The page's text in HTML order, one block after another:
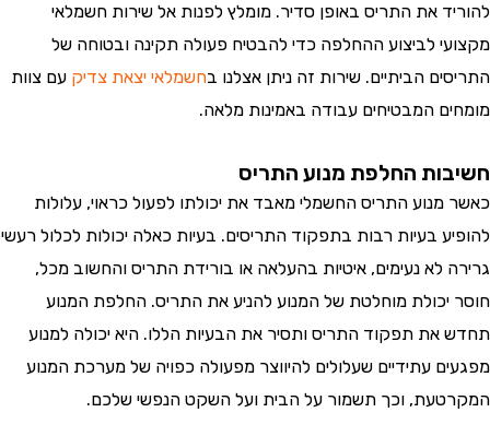
את התריס באופן סדיר. מומלץ לפנות אל שירות חשמלאי
לביצוע ההחלפה כדי להבטיח פעולה תקינה ובטוחה של
הביתיים. שירות זה ניתן אצלנו בחשמלאי יצאת צדיק עם צוות
המבטיחים עבודה באמינות מלאה.
החלפת מנוע התריס
התריס החשמלי מאבד את יכולתו לפעול כראוי, עלולות
בעיות רבות בתפקוד התריסים. בעיות כאלה יכולות לכלול רעשי
לא נעימים, איטיות בהעלאה או בורידת התריס והחשוב מכל,
מוחלטת של המנוע להניע את התריס. החלפת המנוע
תפקוד התריס ותסיר את הבעיות הללו. היא יכולה למנוע
עתידיים שעלולים להיווצר מפעולה כפויה של מערכת המנוע
וכך תשמור על הבית ועל השקט הנפשי שלכם.